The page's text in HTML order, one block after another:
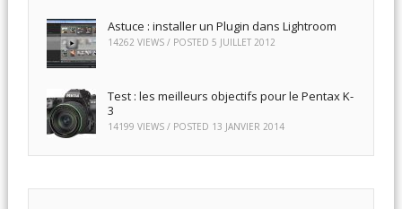
Astuce : installer un Plugin dans Lightroom
14262 VIEWS / POSTED 5 JUILLET 2012
Test : les meilleurs objectifs pour le Pentax K-
3
14199 VIEWS / POSTED 13 JANVIER 2014